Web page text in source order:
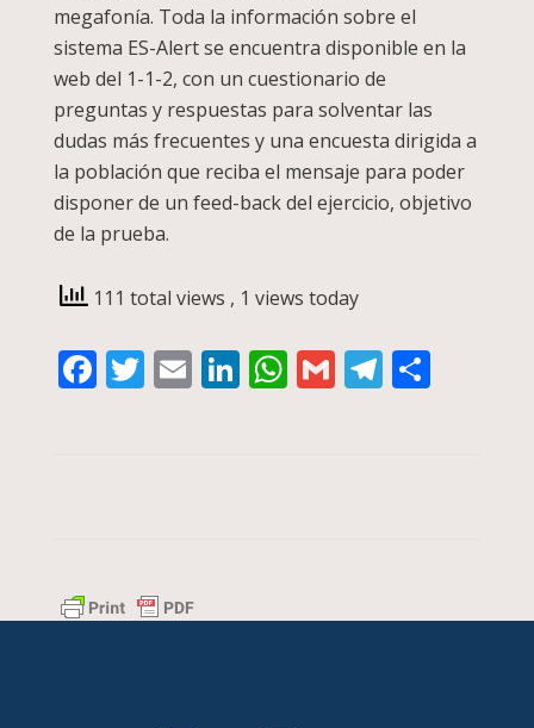
megafonía. Toda la información sobre el
sistema ES-Alert se encuentra disponible en la
web del 1-1-2, con un cuestionario de
preguntas y respuestas para solventar las
dudas más frecuentes y una encuesta dirigida a
la población que reciba el mensaje para poder
disponer de un feed-back del ejercicio, objetivo
de la prueba.
111 total views , 1 views today
Facebook
Twitter
EmailLinkedIn
WhatsApp
Gmail